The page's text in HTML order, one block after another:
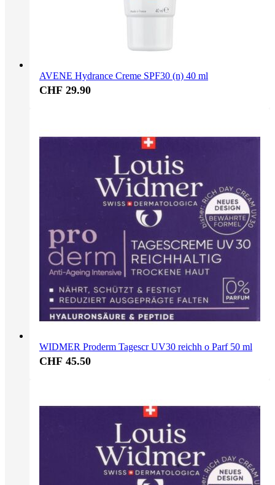
AVENE Hydrance Creme SPF30 (n) 40 ml
CHF 29.90
WIDMER Proderm Tagescr UV30 reichh o Parf 50 ml
CHF 45.50